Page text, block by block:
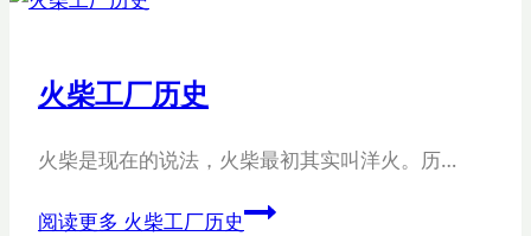
火柴工厂历史
火柴是现在的说法，火柴最初其实叫洋火。历…
阅读更多 火柴工厂历史